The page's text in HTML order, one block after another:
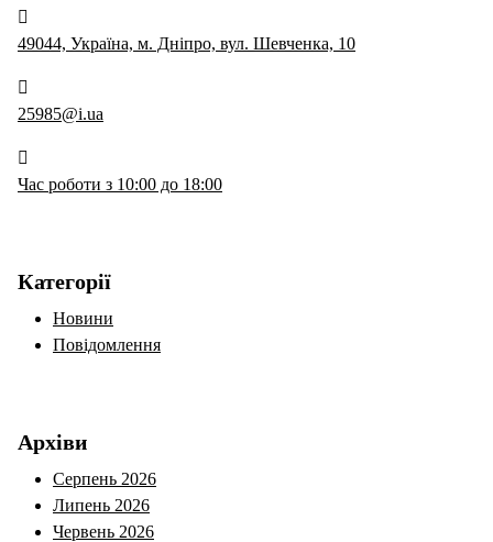
49044, Україна, м. Дніпро, вул. Шевченка, 10
25985@i.ua
Час роботи з 10:00 до 18:00
Категорії
Новини
Повідомлення
Архіви
Серпень 2026
Липень 2026
Червень 2026